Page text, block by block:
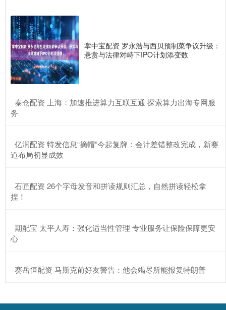
掌中宝配资 罗永浩与西贝预制菜争议升级：
悬赏与法律对峙下IPO计划添变数
​泰仓配资 上海：加速推进算力互联互通 探索算力出海专网服
务
​亿润配资 特发信息“摘帽”今起复牌：会计差错整改完成，新赛
道布局初显成效
​石匠配资 26个字母发音和拼读规则汇总，自然拼读轻松拿
捏！
​期配宝 太平人寿：强化适当性管理 专业服务让保险保障更安
心
​赛岳恒配资 马斯克前好友警告：他会竭尽所能报复特朗普